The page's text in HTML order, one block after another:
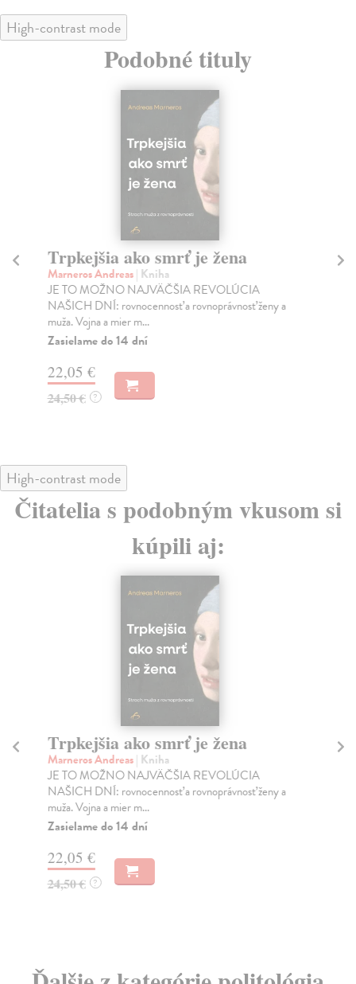
High-contrast mode
Podobné tituly
Trpkejšia ako smrť je žena
Marneros Andreas| Kniha
JE TO MOŽNO NAJVÄČŠIA REVOLÚCIA
NAŠICH DNÍ: rovnocennosť a rovnoprávnosť ženy a
muža. Vojna a mier m...
Zasielame do 14 dní
22,05 €
24,50 € ?
High-contrast mode
Čitatelia s podobným vkusom si
kúpili aj:
Trpkejšia ako smrť je žena
Marneros Andreas| Kniha
JE TO MOŽNO NAJVÄČŠIA REVOLÚCIA
NAŠICH DNÍ: rovnocennosť a rovnoprávnosť ženy a
muža. Vojna a mier m...
Zasielame do 14 dní
22,05 €
24,50 € ?